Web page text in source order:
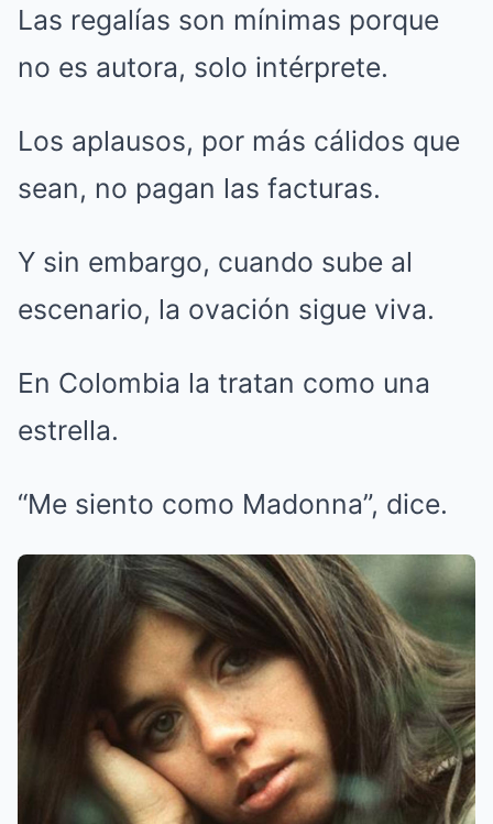
Las regalías son mínimas porque
no es autora, solo intérprete.
Los aplausos, por más cálidos que
sean, no pagan las facturas.
Y sin embargo, cuando sube al
escenario, la ovación sigue viva.
En Colombia la tratan como una
estrella.
“Me siento como Madonna”, dice.